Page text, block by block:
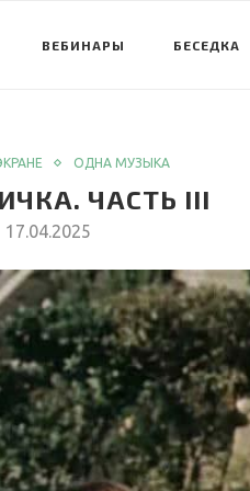
ВЕБИНАРЫ БЕСЕДКА
ОДНА МУЗЫКА
ЧАСТЬ III
17.04.2025